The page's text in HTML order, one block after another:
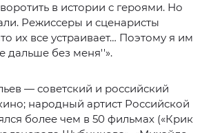
в истории с героями. Но
Режиссеры и сценаристы
их все устраивает… Поэтому я им
дальше без меня''».
— советский и российский
народный артист Российской
более чем в 50 фильмах («Крик